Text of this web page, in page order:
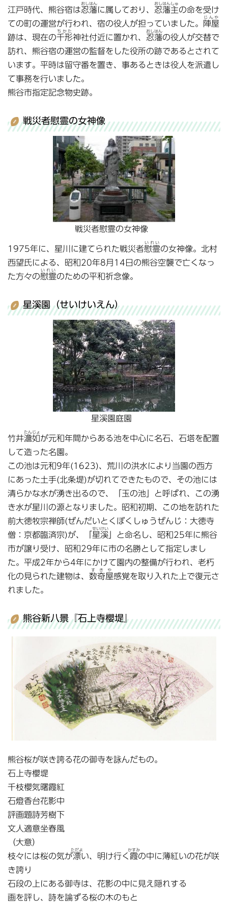
江戸時代、熊谷宿は忍藩
おしはん
に属しており、 忍藩主
おしはんしゅ
の命を受け
ての町の運営が行われ、宿の役人が担っていました。
陣屋
じんや
跡は、現在の千形
ちかた
神社付近に置かれ、 忍藩
おしはん
の役人が交替で
訪れ、熊谷宿の運営の監督をした役所の跡であるとされて
います。平時は留守番を置き、事あるときは役人を派遣し
て事務を行いました。
熊谷市指定記念物史跡。
戦災者慰霊の女神像
戦災者慰霊の女神像
1975年に、星川に建てられた戦災者慰霊
いれい
の女神像。北村
西望氏による、昭和20年8月14日の熊谷空襲で亡くなっ
た方々の慰霊
いれい
のための平和祈念像。
星溪園（せいけいえん）
星溪園庭園
竹井澹如
たんじょ
が元和年間からある池を中心に名石、石塔を配置
して造った名園。
この池は元和9年(1623)、荒川の洪水により当園の西方
にあった土手(北条堤)が切れてできたもので、その池には
清らかな水が湧き出るので、「玉の池」と呼ばれ、この湧
き水が星川の源となりました。昭和初期、この地を訪れた
前大徳牧宗禅師(ぜんだいとくぼくしゅうぜんじ：大徳寺
僧：京都臨済宗)が、「 星溪
せいけい
」と命名し、昭和25年に熊谷
市が譲り受け、昭和29年に市の名勝として指定しまし
た。平成2年から4年にかけて園内の整備が行われ、老朽
化の見られた建物は、 数奇屋
すきや
感覚を取り入れた上で復元さ
れました。
熊谷新八景『石上寺櫻堤』
熊谷桜が咲き誇る花の御寺を詠んだもの。
石上寺櫻堤
千枝櫻気曙霞紅
石燈香台花影中
評画題詩芳樹下
文人適意坐春風
（大意）
枝々には桜の気が漂
ただよ
い、明け行く 霞
かすみ
の中に薄紅いの花が咲
き誇り
石段の上にある御寺は、花影の中に見え隠れする
画を評し、詩を論ずる桜の木のもと